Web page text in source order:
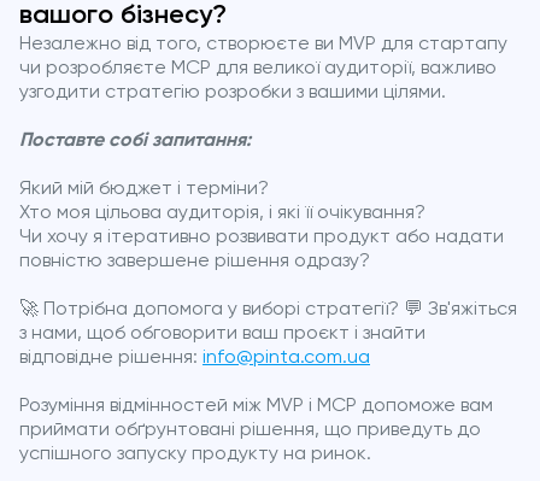
вашого бізнесу?
Незалежно від того, створюєте ви MVP для стартапу
чи розробляєте MCP для великої аудиторії, важливо
узгодити стратегію розробки з вашими цілями.
Поставте собі запитання:
Який мій бюджет і терміни?
Хто моя цільова аудиторія, і які її очікування?
Чи хочу я ітеративно розвивати продукт або надати
повністю завершене рішення одразу?
🚀 Потрібна допомога у виборі стратегії? 💬 Зв'яжіться
з нами, щоб обговорити ваш проєкт і знайти
відповідне рішення: info@pinta.com.ua
Розуміння відмінностей між MVP і MCP допоможе вам
приймати обґрунтовані рішення, що приведуть до
успішного запуску продукту на ринок.